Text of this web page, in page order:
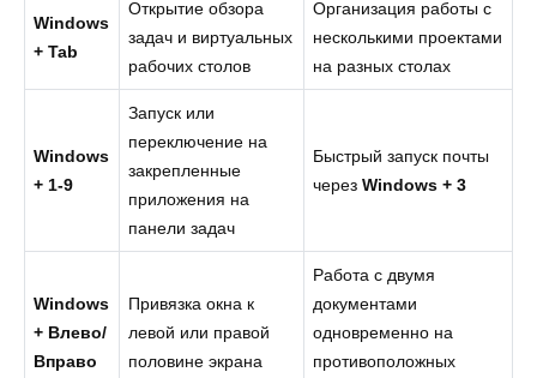
Windows
+ Tab
Открытие обзора
задач и виртуальных
рабочих столов
Организация работы с
несколькими проектами
на разных столах
Windows
+ 1-9
Запуск или
переключение на
закрепленные
приложения на
панели задач
Быстрый запуск почты
черезWindows + 3
Windows
+ Влево/
Вправо
Привязка окна к
левой или правой
половине экрана
Работа с двумя
документами
одновременно на
противоположных